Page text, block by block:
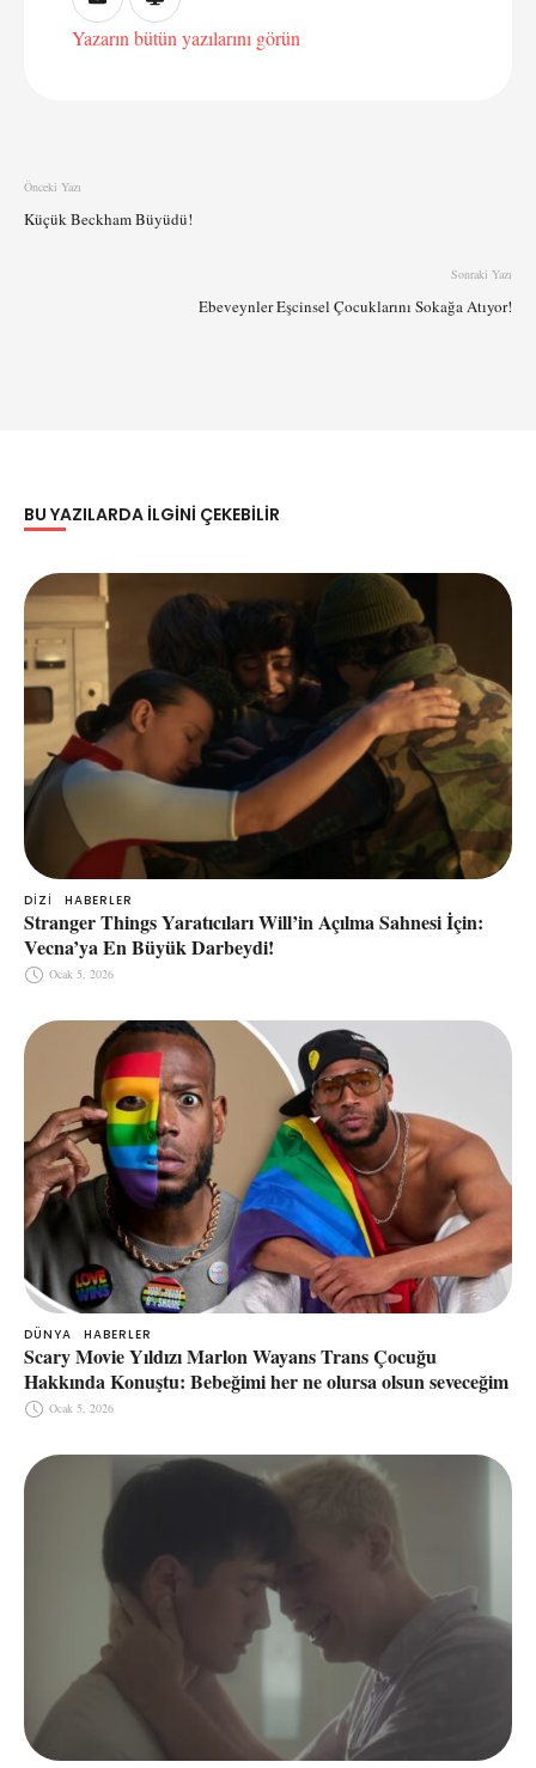
Yazarın bütün yazılarını görün
Önceki Yazı
Küçük Beckham Büyüdü!
Sonraki Yazı
Ebeveynler Eşcinsel Çocuklarını Sokağa Atıyor!
BU YAZILARDA ILGINI ÇEKEBILIR
DIZI HABERLER
Stranger Things Yaratıcıları Will’in Açılma Sahnesi İçin:
Vecna’ya En Büyük Darbeydi!
Ocak 5, 2026
DÜNYA HABERLER
Scary Movie Yıldızı Marlon Wayans Trans Çocuğu
Hakkında Konuştu: Bebeğimi her ne olursa olsun seveceğim
Ocak 5, 2026